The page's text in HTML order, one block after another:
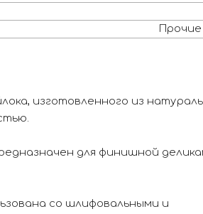
изготовленного из
для финишной
со шлифовальными и